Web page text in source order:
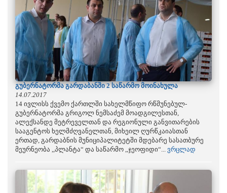
გუბერნატორმა გარდაბანში 2 საწარმო მოინახულა
14.07.2017
14 ივლისს ქვემო ქართლში სახელმწიფო რწმუნებულ-
გუბერნატორმა გრიგოლ ნემსაძემ მოადგილესთან,
ალექსანდე მეტრეველთან და რეგიონული განვითარების
სააგენტოს ხელმძღვანელთან, მიხეილ ღურწკაიასთან
ერთად, გარდაბნის მუნიციპალიტეტში მდებარე სასათბურე
მეურნეობა ,,პლანტა“ და საწარმო ,,ჯეოფიდი“... ვრცლად